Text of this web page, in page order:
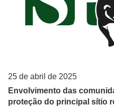
25 de abril de 2025
Envolvimento das
proteção do principal sítio